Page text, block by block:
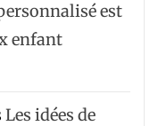
est
enfant
Les idées de